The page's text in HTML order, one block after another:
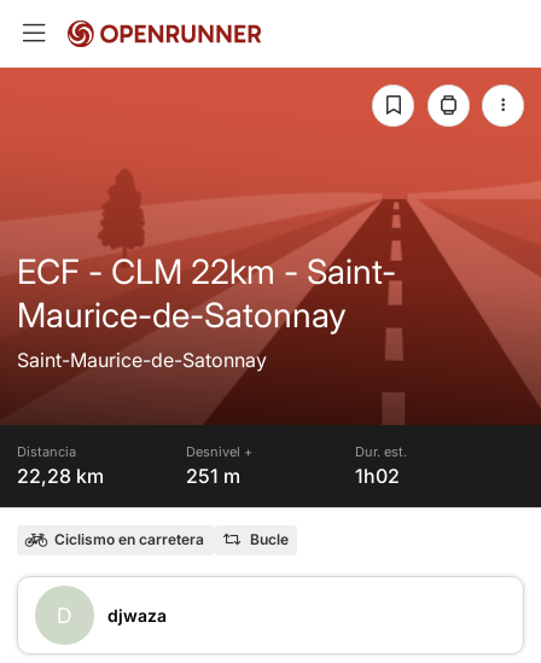
ECF - CLM 22km - Saint-
Maurice-de-Satonnay
Saint-Maurice-de-Satonnay
Distancia
22,28 km
Desnivel +
251 m
Dur. est.
1h02
Ciclismo en carretera Bucle
D djwaza